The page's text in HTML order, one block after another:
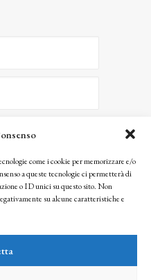
come i cookie per memorizzare e/o
a queste tecnologie ci permetterà di
o ID unici su questo sito. Non
su alcune caratteristiche e
informazioni saranno trattate
e dell’Istituto Matteucci